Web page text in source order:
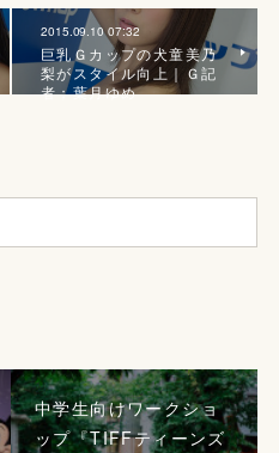
2015.09.10 07:32
巨乳Ｇカップの犬童美乃
梨がスタイル向上｜Ｇ記
者；葉月ゆめ
中学生向けワークショ
ップ『TIFFティーンズ